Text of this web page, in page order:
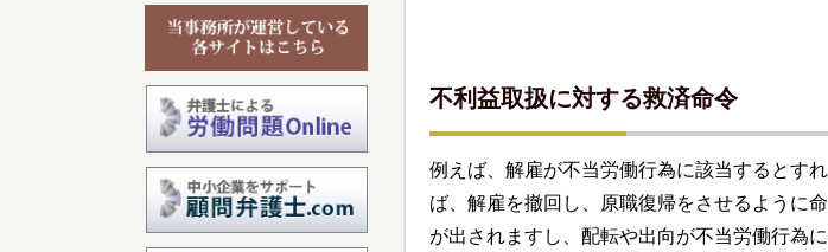
不利益取扱に対する救済命令
例えば、解雇が不当労働行為に該当するとすれ
ば、解雇を撤回し、原職復帰をさせるように
が出されますし、配転や出向が不当労働行為